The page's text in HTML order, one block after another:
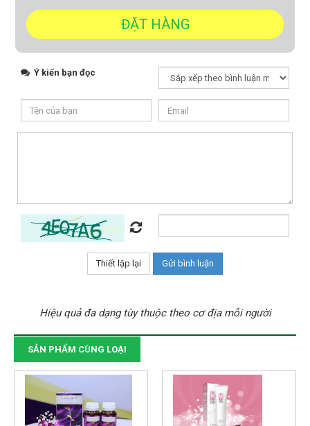
Ý kiến bạn đọc
Hiệu quả đa dạng tùy thuộc theo cơ địa mỗi người
SẢN PHẨM CÙNG LOẠI